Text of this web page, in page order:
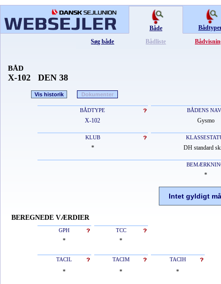
Både
Søg både
Bådliste
BÅD
X-102 DEN 38
Vis historik Dokumenter
BÅDTYPE BÅDENS
X-102 Gysmo
KLUB
* DH standard
*
Intet gyldigt
BEREGNEDE VÆRDIER
GPH TCC
* *
TACIL TACIM TACIH
* * *